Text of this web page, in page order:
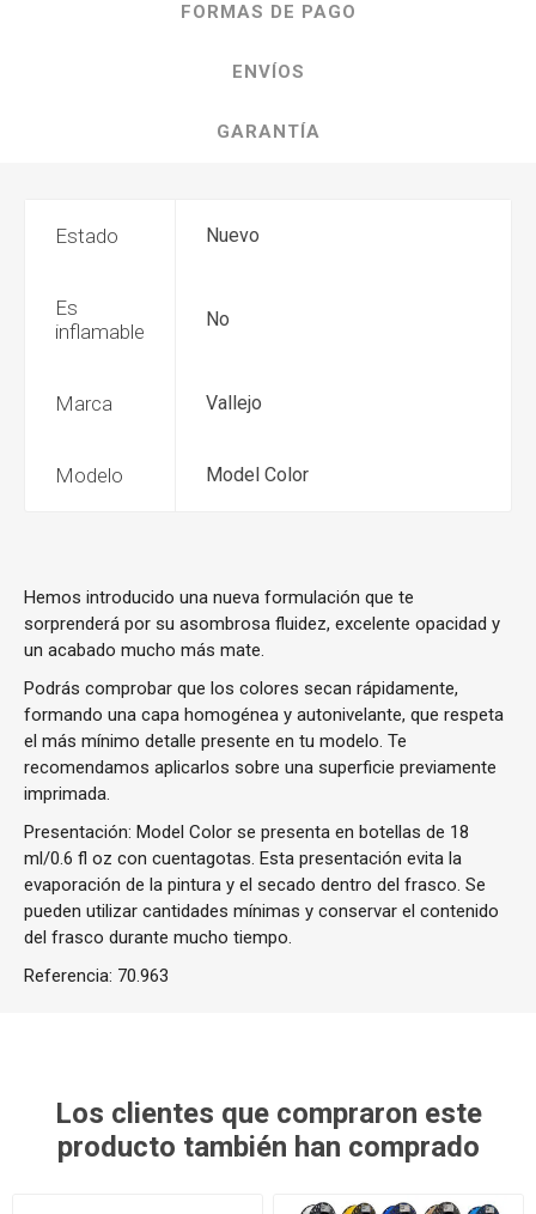
FORMAS DE PAGO
ENVÍOS
GARANTÍA
Estado Nuevo
Es
inflamable
No
Marca Vallejo
Modelo Model Color
Hemos introducido una nueva formulación que te
sorprenderá por su asombrosa fluidez, excelente opacidad y
un acabado mucho más mate.
Podrás comprobar que los colores secan rápidamente,
formando una capa homogénea y autonivelante, que respeta
el más mínimo detalle presente en tu modelo. Te
recomendamos aplicarlos sobre una superficie previamente
imprimada.
Presentación: Model Color se presenta en botellas de 18
ml/0.6 fl oz con cuentagotas. Esta presentación evita la
evaporación de la pintura y el secado dentro del frasco. Se
pueden utilizar cantidades mínimas y conservar el contenido
del frasco durante mucho tiempo.
Referencia: 70.963
Los clientes que compraron este
producto también han comprado